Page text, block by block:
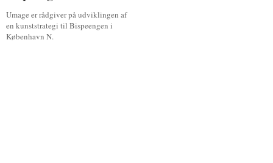
Umage er rådgiver på udviklingen af
en kunststrategi til Bispeengen i
København N.